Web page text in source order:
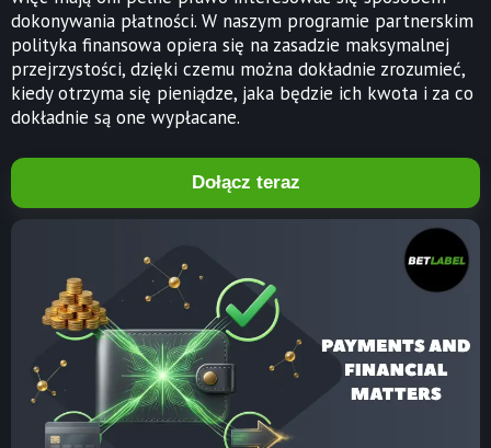
dokonywania płatności. W naszym programie partnerskim
polityka finansowa opiera się na zasadzie maksymalnej
przejrzystości, dzięki czemu można dokładnie zrozumieć,
kiedy otrzyma się pieniądze, jaka będzie ich kwota i za co
dokładnie są one wypłacane.
Dołącz teraz